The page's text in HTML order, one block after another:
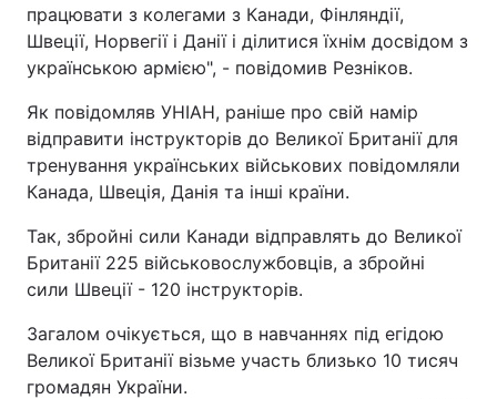
працювати з колегами з Канади, Фінляндії,
Швеції, Норвегії і Данії і ділитися їхнім досвідом з
українською армією", - повідомив Резніков.
Як повідомляв УНІАН, раніше про свій намір
відправити інструкторів до Великої Британії для
тренування українських військових повідомляли
Канада, Швеція, Данія та інші країни.
Так, збройні сили Канади відправлять до Великої
Британії 225 військовослужбовців, а збройні
сили Швеції - 120 інструкторів.
Загалом очікується, що в навчаннях під егідою
Великої Британії візьме участь близько 10 тисяч
громадян України.